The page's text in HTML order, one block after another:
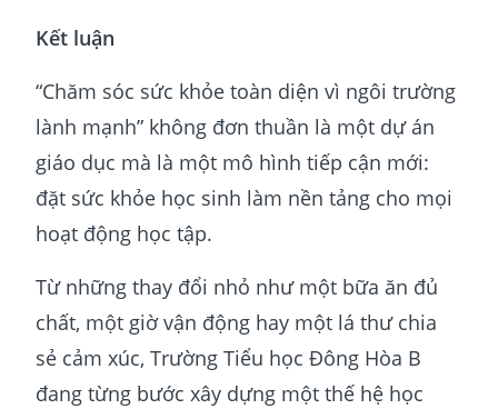
Kết luận
“Chăm sóc sức khỏe toàn diện vì ngôi trường
lành mạnh” không đơn thuần là một dự án
giáo dục mà là một mô hình tiếp cận mới:
đặt sức khỏe học sinh làm nền tảng cho mọi
hoạt động học tập.
Từ những thay đổi nhỏ như một bữa ăn đủ
chất, một giờ vận động hay một lá thư chia
sẻ cảm xúc, Trường Tiểu học Đông Hòa B
đang từng bước xây dựng một thế hệ học